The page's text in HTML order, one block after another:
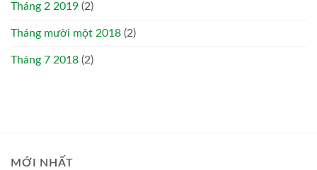
Tháng 2 2019 (2)
Tháng mười một 2018 (2)
Tháng 7 2018 (2)
MỚI NHẤT